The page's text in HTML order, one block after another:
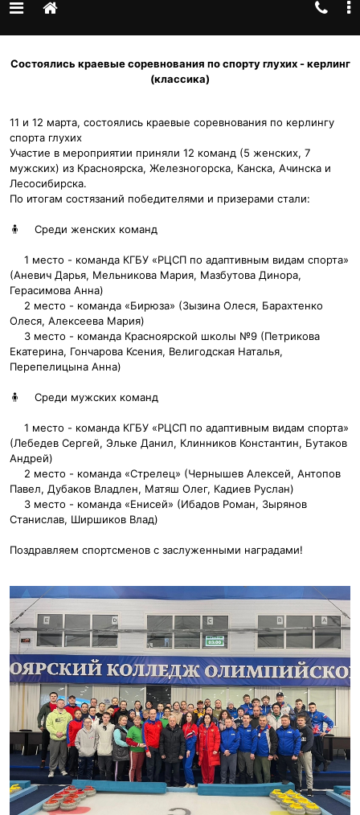
Состоялись краевые соревнования по спорту глухих - керлинг
(классика)
11 и 12 марта, состоялись краевые соревнования по керлингу
спорта глухих
Участие в мероприятии приняли 12 команд (5 женских, 7
мужских) из Красноярска, Железногорска, Канска, Ачинска и
Лесосибирска.
По итогам состязаний победителями и призерами стали:
🧍‍ Среди женских команд
1 место - команда КГБУ «РЦСП по адаптивным видам спорта»
(Аневич Дарья, Мельникова Мария, Мазбутова Динора,
Герасимова Анна)
2 место - команда «Бирюза» (Зызина Олеся, Барахтенко
Олеся, Алексеева Мария)
3 место - команда Красноярской школы №9 (Петрикова
Екатерина, Гончарова Ксения, Велигодская Наталья,
Перепелицына Анна)
🧍‍ Среди мужских команд
1 место - команда КГБУ «РЦСП по адаптивным видам спорта»
(Лебедев Сергей, Эльке Данил, Клинников Константин, Бутаков
Андрей)
2 место - команда «Стрелец» (Чернышев Алексей, Антопов
Павел, Дубаков Владлен, Матяш Олег, Кадиев Руслан)
3 место - команда «Енисей» (Ибадов Роман, Зырянов
Станислав, Ширшиков Влад)
Поздравляем спортсменов с заслуженными наградами!